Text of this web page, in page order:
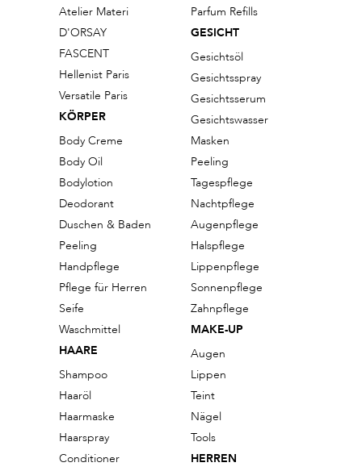
Atelier Materi
D'ORSAY
FASCENT
Hellenist Paris
Versatile Paris
KÖRPER
Body Creme
Body Oil
Bodylotion
Deodorant
Duschen & Baden
Peeling
Handpflege
Pflege für Herren
Seife
Waschmittel
HAARE
Shampoo
Haaröl
Haarmaske
Haarspray
Conditioner
Parfum Refills
GESICHT
Gesichtsöl
Gesichtsspray
Gesichtsserum
Gesichtswasser
Masken
Peeling
Tagespflege
Nachtpflege
Augenpflege
Halspflege
Lippenpflege
Sonnenpflege
Zahnpflege
MAKE-UP
Augen
Lippen
Teint
Nägel
Tools
HERREN